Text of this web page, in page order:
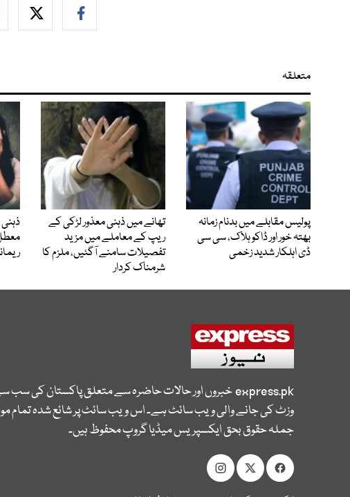
متعلقہ
پولیس مقابلے میں بدنام زمانہ
بھتہ خور اور ڈاکو ہلاک، سی سی
ڈی اہلکار شدید زخمی
تھانے میں ذہنی معذور لڑکی کے
ریپ کے معاملے میں مزید
تفصیلات سامنے آگئیں، ملزم کا
شرمناک کردار
express.pkخبروں اور حالات حاضرہ سے متعلق پاکستان کی سب
وزٹ کی جانے والی ویب سائٹ ہے۔ اس ویب سائٹ پر شائع شدہ تمام
جملہ حقوق بحق ایکسپریس میڈیا گروپ محفوظ ہیں۔